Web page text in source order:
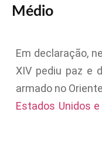
Médio
Em declaração,
XIV pediu paz e
armado no
Estados Unidos